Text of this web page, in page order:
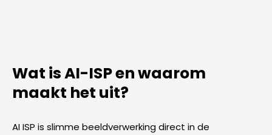
Wat is AI-ISP en waarom
maakt het uit?
AI ISP is slimme beeldverwerking direct in de